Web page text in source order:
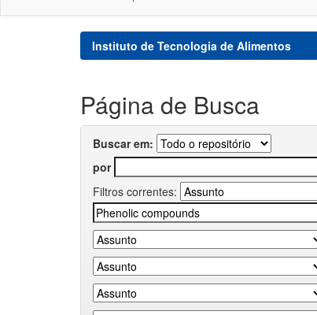
Instituto de Tecnologia de Alimentos
Página de Busca
Buscar em:
por
Filtros correntes: